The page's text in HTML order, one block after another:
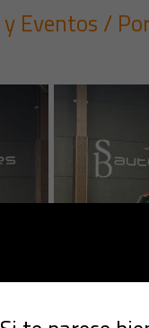
Eventos/